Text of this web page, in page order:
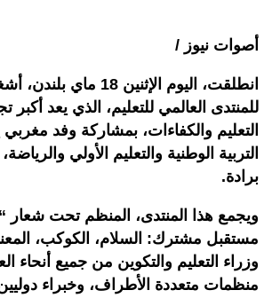
أصوات نيوز /
للمنتدى العالمي للتعليم، الذي يعد أكبر
التعليم والكفاءات، بمشاركة وفد مغربي
التربية الوطنية والتعليم الأولي
برادة.
ويجمع هذا المنتدى، المنظم تحت شعار
مستقبل مشترك: السلام، الكوكب،
وزراء التعليم والتكوين من جميع أنحاء
منظمات متعددة الأطراف، وخبراء